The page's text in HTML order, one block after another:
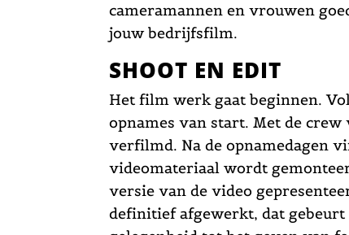
cameramannen en vrouwen
jouw bedrijfsfilm.
SHOOT EN EDIT
Het film werk gaat beginnen.
opnames van start. Met de
verfilmd. Na de opnamedagen
videomateriaal wordt
versie van de video
definitief afgewerkt, dat gebeurt